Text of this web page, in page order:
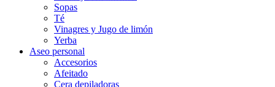
Sopas
Té
Vinagres y Jugo de limón
Yerba
Aseo personal
Accesorios
Afeitado
Cera depiladoras